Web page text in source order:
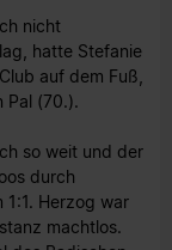
nicht
hatte Stefanie
auf dem Fuß,
Pal (70.).
so weit und der
durch
1:1. Herzog war
machtlos.